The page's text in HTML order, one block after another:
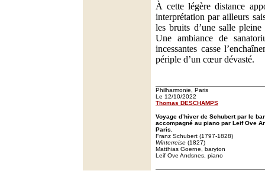
À cette légère distance
interprétation par ailleurs
les bruits d’une salle
Une ambiance de
incessantes casse
périple d’un cœur dévasté.
Philharmonie, Paris
Le 12/10/2022
Thomas DESCHAMPS
Voyage d’hiver de Schubert par le
accompagné au piano par Leif Ove
Paris.
Franz Schubert (1797-1828)
Winterreise (1827)
Matthias Goerne, baryton
Leif Ove Andsnes, piano